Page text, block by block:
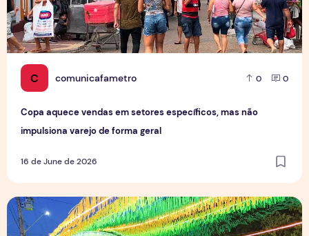
C comunicafametro 0 0
Copa aquece vendas em setores específicos, mas não
impulsiona varejo de forma geral
16 de June de 2026
Tradição das Ruas da Copa mobiliza moradores e